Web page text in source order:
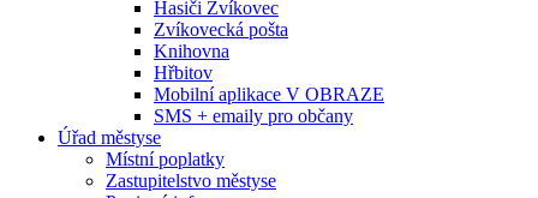
Hasiči Zvíkovec
Zvíkovecká pošta
Knihovna
Hřbitov
Mobilní aplikace V OBRAZE
SMS + emaily pro občany
Úřad městyse
Místní poplatky
Zastupitelstvo městyse